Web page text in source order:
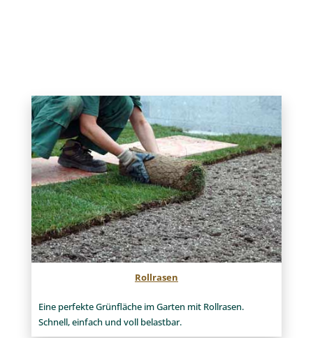
Rollrasen
Eine perfekte Grünfläche im Garten mit Rollrasen.
Schnell, einfach und voll belastbar.